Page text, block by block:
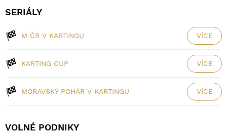
SERIÁLY
M ČR V KARTINGU VÍCE
KARTING CUP VÍCE
MORAVSKÝ POHÁR V KARTINGU VÍCE
VOLNÉ PODNIKY